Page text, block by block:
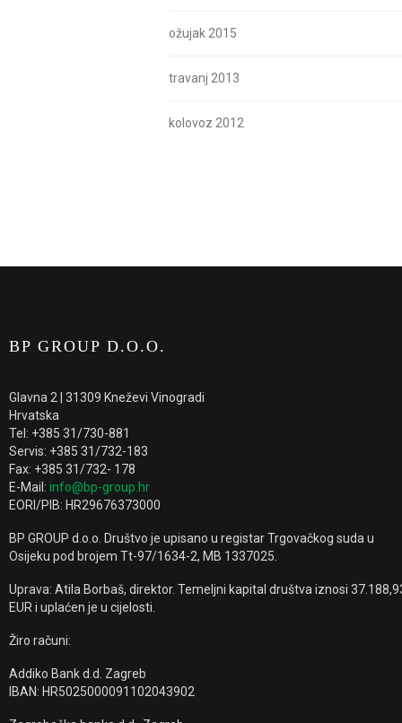
ožujak 2015
travanj 2013
kolovoz 2012
BP GROUP D.O.O.
Glavna 2 | 31309 Kneževi Vinogradi
Hrvatska
Tel: +385 31/730-881
Servis: +385 31/732-183
Fax: +385 31/732- 178
E-Mail: info@bp-group.hr
EORI/PIB: HR29676373000
BP GROUP d.o.o. Društvo je upisano u registar Trgovačkog suda u
Osijeku pod brojem Tt-97/1634-2, MB 1337025.
Uprava: Atila Borbaš, direktor. Temeljni kapital društva iznosi
EUR i uplaćen je u cijelosti.
Žiro računi:
Addiko Bank d.d. Zagreb
IBAN: HR5025000091102043902